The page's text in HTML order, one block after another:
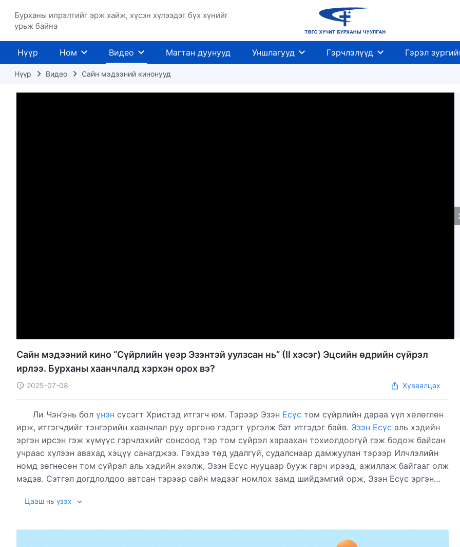
Бурханы илрэлтийг эрж хайж, хүсэн хүлээдэг бүх хүнийг
урьж байна
Нүүр Ном Видео Магтан дуунууд Уншлагууд Гэрчлэлүүд Гэрэл
Нүүр Видео Сайн мэдээний кинонууд
Сайн мэдээний кино “Сүйрлийн үеэр Эзэнтэй уулзсан нь” (II хэсэг) Эцсийн өдрийн сүйрэл
ирлээ. Бурханы хаанчлалд хэрхэн орох вэ?
2025-07-08 Хуваалцах
Ли Чэн’энь бол үнэн сүсэгт Христэд итгэгч юм. Тэрээр Эзэн Есүс том сүйрлийн дараа үүл хөлөглөн
ирж, итгэгчдийг тэнгэрийн хаанчлал руу өргөнө гэдэгт үргэлж бат итгэдэг байв. Эзэн Есүс аль хэдийн
эргэн ирсэн гэж хүмүүс гэрчлэхийг сонсоод тэр том сүйрэл хараахан тохиолдоогүй гэж бодож байсан
учраас хүлээн авахад хэцүү санагджээ. Гэхдээ төд удалгүй, судалснаар дамжуулан тэрээр Илчлэлийн
номд зөгнөсөн том сүйрэл аль хэдийн эхэлж, Эзэн Есүс нууцаар бууж гарч ирээд, ажиллаж байгааг олж
мэдэв. Сэтгэл догдлолдоо автсан тэрээр сайн мэдээг номлох замд шийдэмгий орж, Эзэн Есүс эргэн
ойрхон тохиолдож, олон хүн сүйрэлд нэрвэгдэж байгааг хоёр нүдээрээ харсан юм. Тэгээд хүмүүсийг
шантралгүйгээр шаргуу ажиллалаа...
Цааш нь үзэх